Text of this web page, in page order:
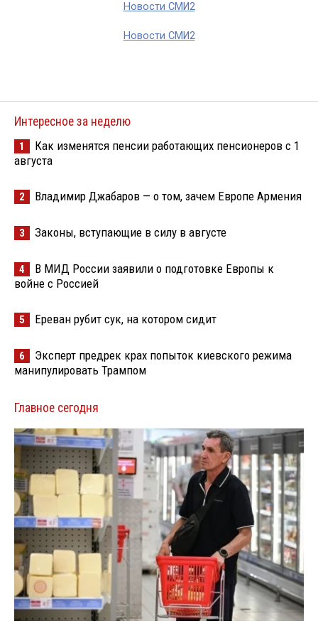
Новости СМИ2
Новости СМИ2
Интересное за неделю
1
Как изменятся пенсии работающих пенсионеров с 1
августа
2 Владимир Джабаров — о том, зачем Европе Армения
3 Законы, вступающие в силу в августе
4
В МИД России заявили о подготовке Европы к
войне с Россией
5 Ереван рубит сук, на котором сидит
6
Эксперт предрек крах попыток киевского режима
манипулировать Трампом
Главное сегодня